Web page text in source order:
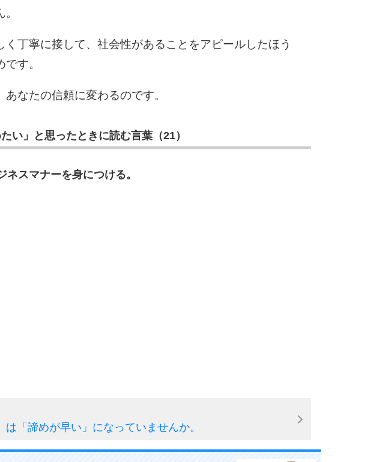
く丁寧に接して、社会性があることをアピールしたほう
す。
なたの信頼に変わるのです。
い」と思ったときに読む言葉（21）
ネスマナーを身につける。
は「諦めが早い」になっていませんか。